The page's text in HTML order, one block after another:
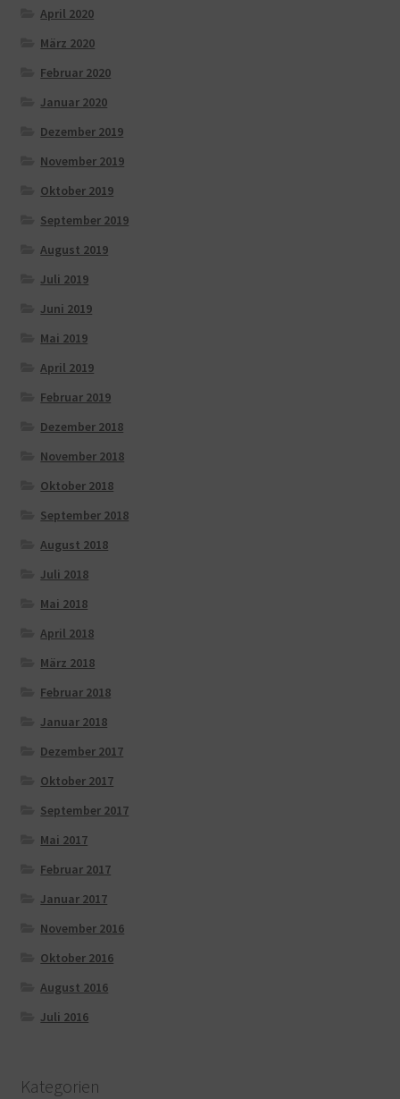
April 2020
März 2020
Februar 2020
Januar 2020
Dezember 2019
November 2019
Oktober 2019
September 2019
August 2019
Juli 2019
Juni 2019
Mai 2019
April 2019
Februar 2019
Dezember 2018
November 2018
Oktober 2018
September 2018
August 2018
Juli 2018
Mai 2018
April 2018
März 2018
Februar 2018
Januar 2018
Dezember 2017
Oktober 2017
September 2017
Mai 2017
Februar 2017
Januar 2017
November 2016
Oktober 2016
August 2016
Juli 2016
Kategorien